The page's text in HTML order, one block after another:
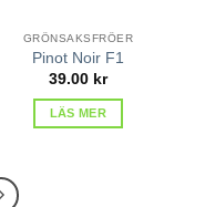
GRÖNSAKSFRÖER
Pinot Noir F1
39.00 kr
LÄS MER